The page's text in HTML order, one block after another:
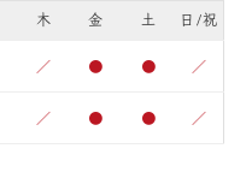
木 金 土 日/祝
／ ● ● ／
／ ● ● ／